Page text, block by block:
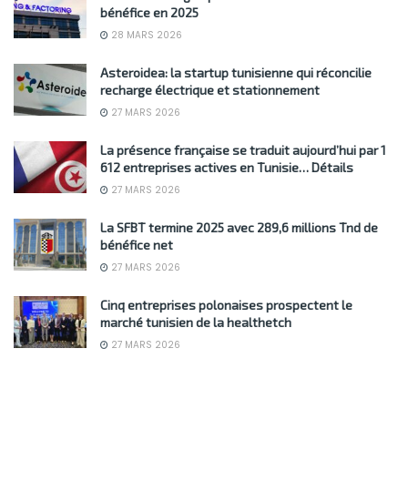
bénéfice en 2025
28 MARS 2026
Asteroidea: la startup tunisienne qui réconcilie
recharge électrique et stationnement
27 MARS 2026
La présence française se traduit aujourd’hui par 1
612 entreprises actives en Tunisie… Détails
27 MARS 2026
La SFBT termine 2025 avec 289,6 millions Tnd de
bénéfice net
27 MARS 2026
Cinq entreprises polonaises prospectent le
marché tunisien de la healthetch
27 MARS 2026